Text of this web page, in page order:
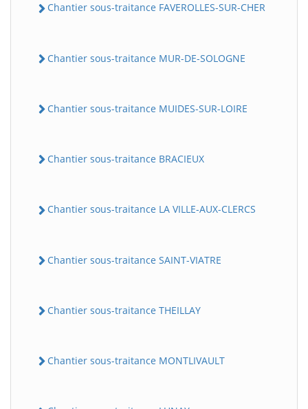
Chantier sous-traitance FAVEROLLES-SUR-CHER
Chantier sous-traitance MUR-DE-SOLOGNE
Chantier sous-traitance MUIDES-SUR-LOIRE
Chantier sous-traitance BRACIEUX
Chantier sous-traitance LA VILLE-AUX-CLERCS
Chantier sous-traitance SAINT-VIATRE
Chantier sous-traitance THEILLAY
Chantier sous-traitance MONTLIVAULT